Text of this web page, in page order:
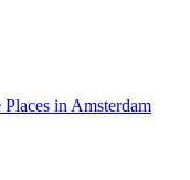
in Amsterdam